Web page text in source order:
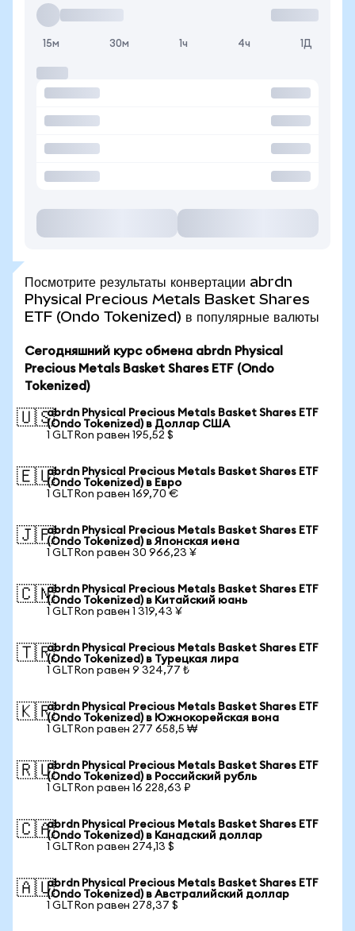
15м 30м 1ч 4ч 1Д
Посмотрите результаты конвертации abrdn
Physical Precious Metals Basket Shares
ETF (Ondo Tokenized) в популярные валюты
Сегодняшний курс обмена abrdn Physical
Precious Metals Basket Shares ETF (Ondo
Tokenized)
🇺🇸abrdn Physical Precious Metals Basket Shares ETF
(Ondo Tokenized) в Доллар США
1 GLTRon равен 195,52 $
🇪🇺abrdn Physical Precious Metals Basket Shares ETF
(Ondo Tokenized) в Евро
1 GLTRon равен 169,70 €
🇯🇵abrdn Physical Precious Metals Basket Shares ETF
(Ondo Tokenized) в Японская иена
1 GLTRon равен 30 966,23 ¥
🇨🇳abrdn Physical Precious Metals Basket Shares ETF
(Ondo Tokenized) в Китайский юань
1 GLTRon равен 1 319,43 ¥
🇹🇷abrdn Physical Precious Metals Basket Shares ETF
(Ondo Tokenized) в Турецкая лира
1 GLTRon равен 9 324,77 ₺
🇰🇷abrdn Physical Precious Metals Basket Shares ETF
(Ondo Tokenized) в Южнокорейская вона
1 GLTRon равен 277 658,5 ₩
🇷🇺abrdn Physical Precious Metals Basket Shares ETF
(Ondo Tokenized) в Российский рубль
1 GLTRon равен 16 228,63 ₽
🇨🇦abrdn Physical Precious Metals Basket Shares ETF
(Ondo Tokenized) в Канадский доллар
1 GLTRon равен 274,13 $
🇦🇺abrdn Physical Precious Metals Basket Shares ETF
(Ondo Tokenized) в Австралийский доллар
1 GLTRon равен 278,37 $